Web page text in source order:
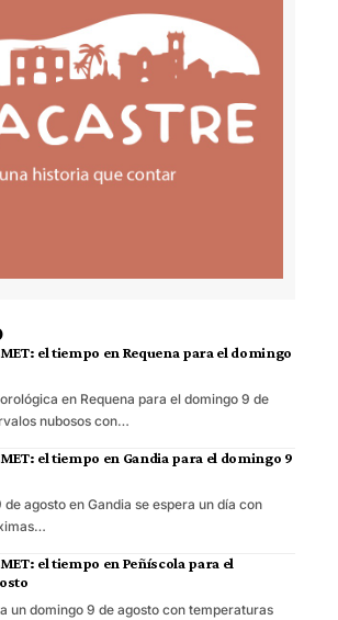
el tiempo en Requena para el domingo
en Requena para el domingo 9 de
nubosos con…
el tiempo en Gandia para el domingo 9
agosto en Gandia se espera un día con
el tiempo en Peñíscola para el
un domingo 9 de agosto con temperaturas